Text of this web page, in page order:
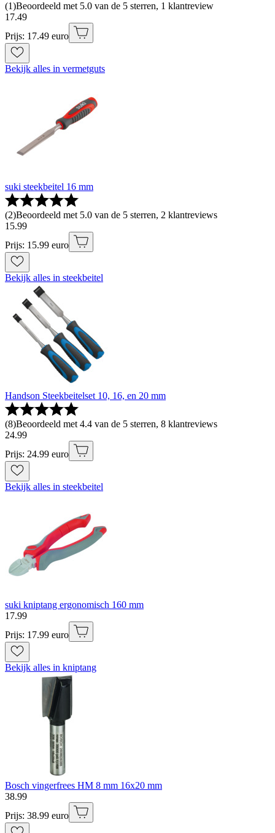
(1)Beoordeeld met 5.0 van de 5 sterren, 1 klantreview
17.49
Prijs: 17.49 euro
Bekijk alles in vermetguts
suki steekbeitel 16 mm
(2)Beoordeeld met 5.0 van de 5 sterren, 2 klantreviews
15.99
Prijs: 15.99 euro
Bekijk alles in steekbeitel
Handson Steekbeitelset 10, 16, en 20 mm
(8)Beoordeeld met 4.4 van de 5 sterren, 8 klantreviews
24.99
Prijs: 24.99 euro
Bekijk alles in steekbeitel
suki kniptang ergonomisch 160 mm
17.99
Prijs: 17.99 euro
Bekijk alles in kniptang
Bosch vingerfrees HM 8 mm 16x20 mm
38.99
Prijs: 38.99 euro